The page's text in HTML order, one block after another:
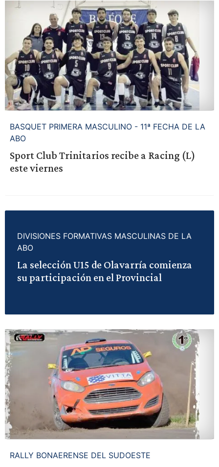
BASQUET PRIMERA MASCULINO - 11ª FECHA DE LA
ABO
Sport Club Trinitarios recibe a Racing (L)
este viernes
DIVISIONES FORMATIVAS MASCULINAS DE LA
ABO
La selección U15 de Olavarría comienza
su participación en el Provincial
RALLY BONAERENSE DEL SUDOESTE